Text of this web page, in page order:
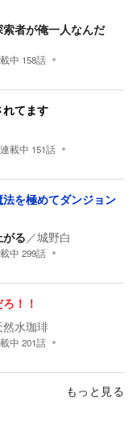
者が俺一人なんだ
中 158話
れてます
連載中 151話
法を極めてダンジョン
る／城野白
中 299話
！！
然水珈琲
中 201話
もっと見る